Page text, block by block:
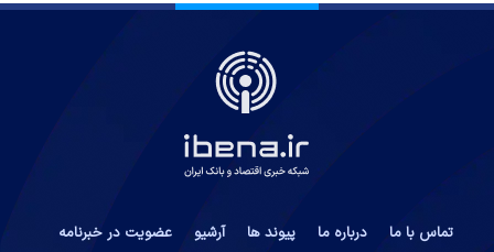
تماس با ما درباره ما پیوند ها آرشیو عضویت در خبرنامه